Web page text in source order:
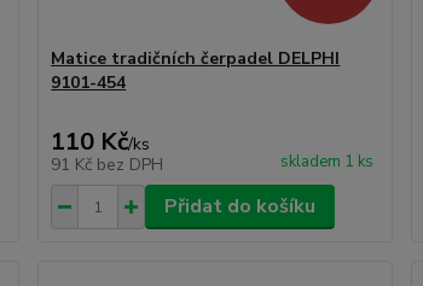
Matice tradičních čerpadel DELPHI
9101-454
110 Kč/ks
91 Kč bez DPH skladem 1 ks
Přidat do košíku